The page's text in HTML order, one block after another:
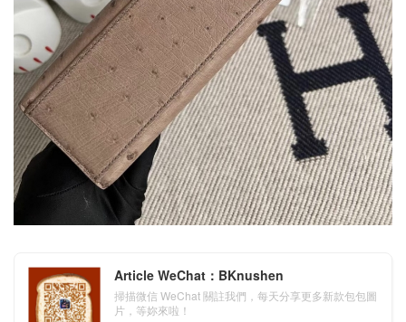
Article WeChat：BKnushen
掃描微信 WeChat 關註我們，每天分享更多新款包包圖
片，等妳來啦！